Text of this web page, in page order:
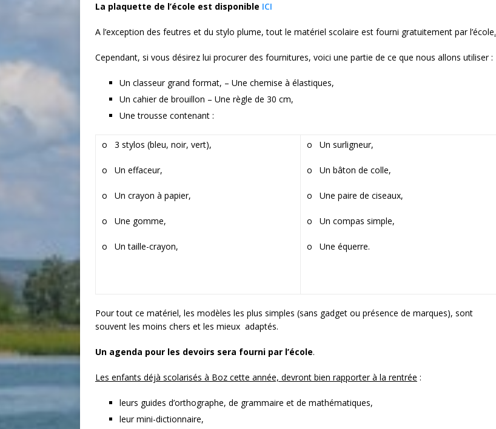
La plaquette de l’école est disponible ICI
A l’exception des feutres et du stylo plume, tout le matériel scolaire est fourni gratuitement par l’école.
Cependant, si vous désirez lui procurer des fournitures, voici une partie de ce que nous allons utiliser :
Un classeur grand format, – Une chemise à élastiques,
Un cahier de brouillon – Une règle de 30 cm,
Une trousse contenant :
o 3 stylos (bleu, noir, vert),
o Un effaceur,
o Un crayon à papier,
o Une gomme,
o Un taille-crayon,
o Un surligneur,
o Un bâton de colle,
o Une paire de ciseaux,
o Un compas simple,
o Une équerre.
Pour tout ce matériel, les modèles les plus simples (sans gadget ou présence de marques), sont
souvent les moins chers et les mieux adaptés.
Un agenda pour les devoirs sera fourni par l’école.
Les enfants déjà scolarisés à Boz cette année, devront bien rapporter à la rentrée :
leurs guides d’orthographe, de grammaire et de mathématiques,
leur mini-dictionnaire,